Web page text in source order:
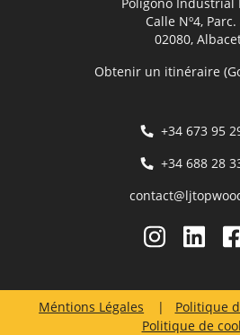
Polígono Industrial
Calle Nº4, Parc.
02080,
Obtenir un itinéraire
+34 673 95
+34 688 28
Méntions Légales
Politique
Politique de